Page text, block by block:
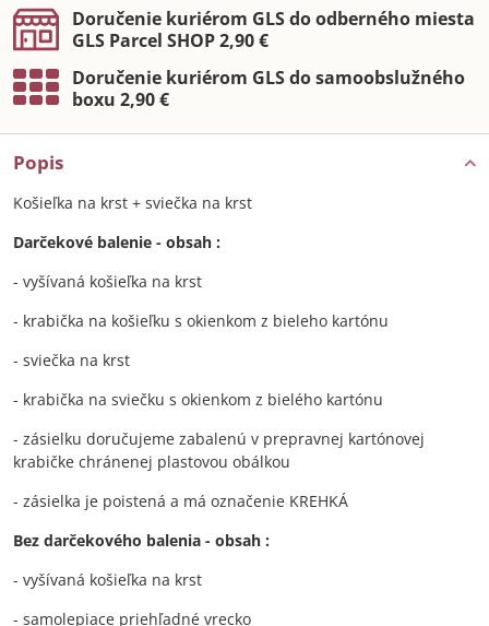
Doručenie kuriérom GLS do odberného miesta
GLS Parcel SHOP 2,90 €
Doručenie kuriérom GLS do samoobslužného
boxu 2,90 €
Popis
Košieľka na krst + sviečka na krst
Darčekové balenie - obsah :
- vyšívaná košieľka na krst
- krabička na košieľku s okienkom z bieleho kartónu
- sviečka na krst
- krabička na sviečku s okienkom z bielého kartónu
- zásielku doručujeme zabalenú v prepravnej kartónovej
krabičke chránenej plastovou obálkou
- zásielka je poistená a má označenie KREHKÁ
Bez darčekového balenia - obsah :
- vyšívaná košieľka na krst
- samolepiace priehľadné vrecko